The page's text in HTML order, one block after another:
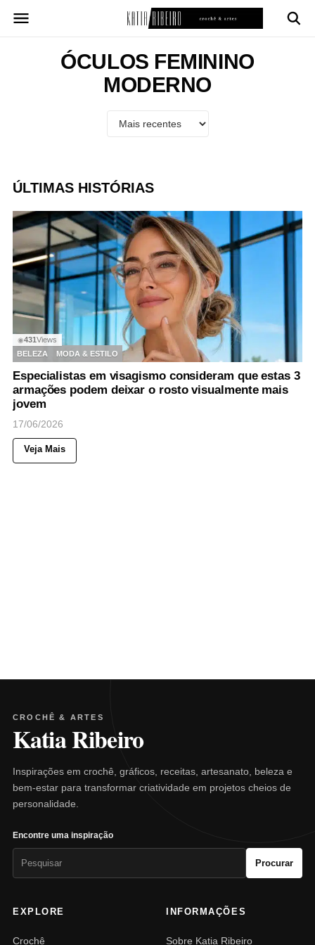
para
ÓCULOS FEMININO
MODERNO
ÚLTIMAS HISTÓRIAS
◉431Views
BELEZA
MODA & ESTILO
Especialistas em visagismo consideram que estas 3
armações podem deixar o rosto visualmente mais
jovem
17/06/2026
Veja Mais
CROCHÊ & ARTES
Katia Ribeiro
Inspirações em crochê, gráficos, receitas, artesanato, beleza e
bem-estar para transformar criatividade em projetos cheios de
personalidade.
Encontre uma inspiração
Procurar
EXPLORE
Crochê
INFORMAÇÕES
Sobre Katia Ribeiro